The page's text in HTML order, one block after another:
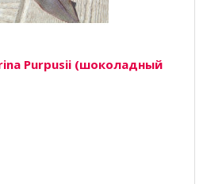
Purpusii (шоколадный